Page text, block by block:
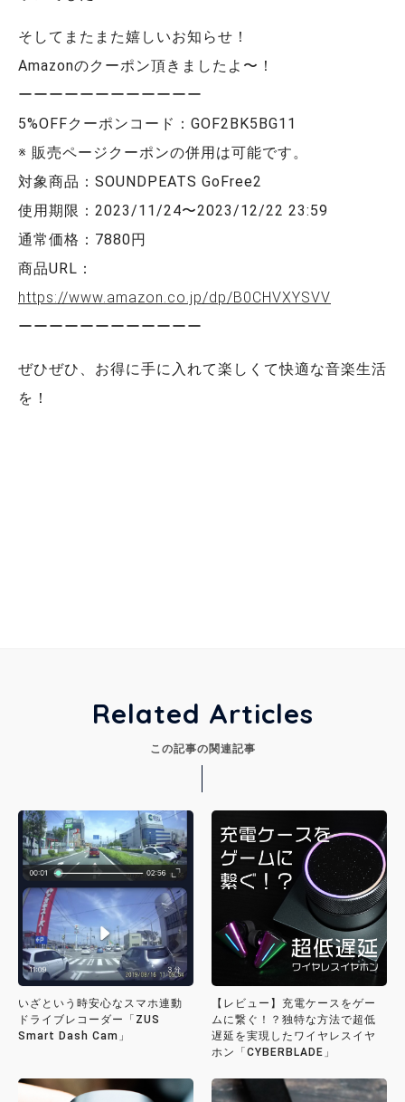
そしてまたまた嬉しいお知らせ！
Amazonのクーポン頂きましたよ〜！
ーーーーーーーーーーーー
5%OFFクーポンコード：GOF2BK5BG11
※ 販売ページクーポンの併用は可能です。
対象商品：SOUNDPEATS GoFree2
使用期限：2023/11/24〜2023/12/22 23:59
通常価格：7880円
商品URL：
https://www.amazon.co.jp/dp/B0CHVXYSVV
ーーーーーーーーーーーー
ぜひぜひ、お得に手に入れて楽しくて快適な音楽生活
を！
Related Articles
この記事の関連記事
いざという時安心なスマホ連動
ドライブレコーダー「ZUS
Smart Dash Cam」
【レビュー】充電ケースをゲー
ムに繋ぐ！？独特な方法で超低
遅延を実現したワイヤレスイヤ
ホン「CYBERBLADE」